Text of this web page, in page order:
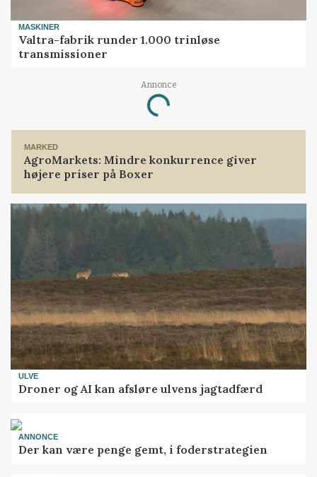
MASKINER
Valtra-fabrik runder 1.000 trinløse
transmissioner
Annonce
Loading...
MARKED
AgroMarkets: Mindre konkurrence giver
højere priser på Boxer
ULVE
Droner og AI kan afsløre ulvens jagtadfærd
ANNONCE
Der kan være penge gemt, i foderstrategien